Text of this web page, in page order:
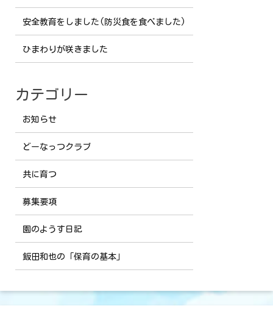
安全教育をしました(防災食を食べました)
ひまわりが咲きました
カテゴリー
お知らせ
どーなっつクラブ
共に育つ
募集要項
園のようす日記
飯田和也の「保育の基本」